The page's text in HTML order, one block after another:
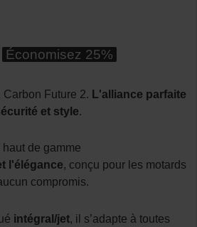
Économisez 25%
Future 2. L'alliance parfaite
et style.
de gamme
l'élégance, conçu pour les motards
compromis.
intégral/jet, il s’adapte à toutes